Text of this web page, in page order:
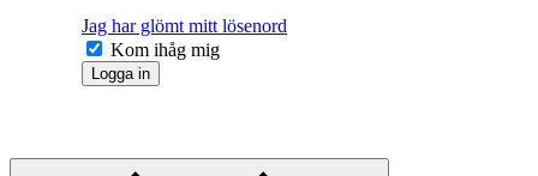
Jag har glömt mitt lösenord
Kom ihåg mig
Logga in